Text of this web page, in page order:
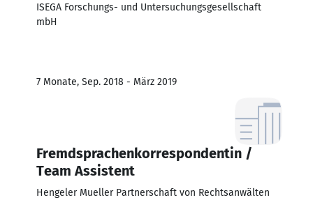
ISEGA Forschungs- und Untersuchungsgesellschaft
mbH
7 Monate, Sep. 2018 - März 2019
Fremdsprachenkorrespondentin /
Team Assistent
Hengeler Mueller Partnerschaft von Rechtsanwälten